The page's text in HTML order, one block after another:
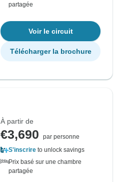
partagée
Voir le circuit
Télécharger la brochure
À partir de
€3,690
par personne
S'inscrire to unlock savings
Prix basé sur une chambre
partagée